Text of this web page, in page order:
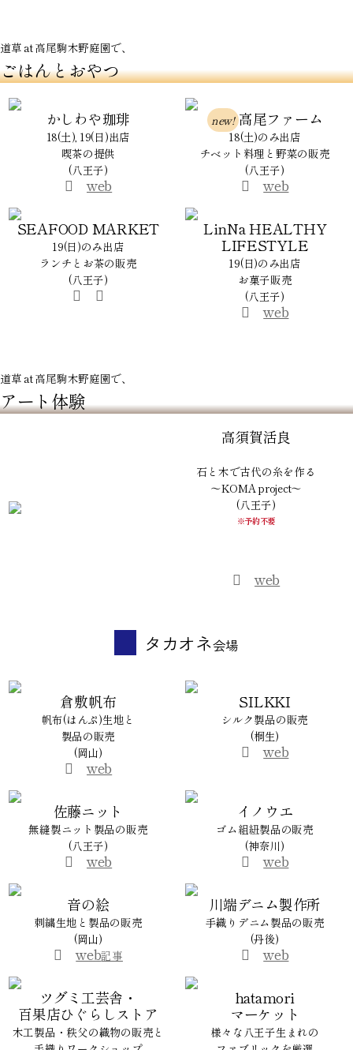
道草 at 高尾駒木野庭園で、
ごはんとおやつ
かしわや珈琲
18(土), 19(日)出店
喫茶の提供
(八王子)
web
new! 高尾ファーム
18(土)のみ出店
チベット料理と野菜の販売
(八王子)
web
SEAFOOD MARKET
19(日)のみ出店
ランチとお茶の販売
(八王子)
LinNa HEALTHY
LIFESTYLE
19(日)のみ出店
お菓子販売
(八王子)
web
道草 at 高尾駒木野庭園で、
アート体験
高須賀活良
石と木で古代の糸を作る
～KOMA project～
(八王子)
※予約不要
web
タカオネ会場
倉敷帆布
帆布(はんぷ)生地と
製品の販売
(岡山)
web
SILKKI
シルク製品の販売
(桐生)
web
佐藤ニット
無縫製ニット製品の販売
(八王子)
web
イノウエ
ゴム組紐製品の販売
(神奈川)
web
音の絵
刺繍生地と製品の販売
(岡山)
web記事
川端デニム製作所
手織りデニム製品の販売
(丹後)
web
ツグミ工芸舎・
百果店ひぐらしストア
木工製品・秩父の織物の販売と
hatamori
マーケット
様々な八王子生まれの